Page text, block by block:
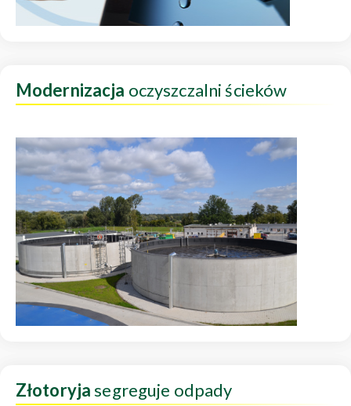
Modernizacja oczyszczalni ścieków
Złotoryjasegreguje odpady